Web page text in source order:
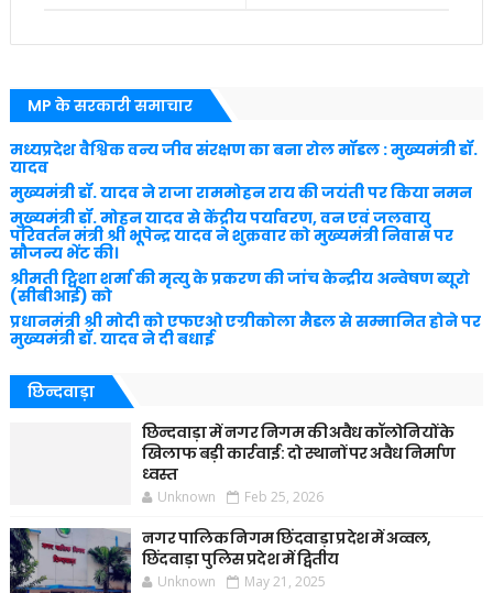
MP के सरकारी समाचार
मध्यप्रदेश वैश्विक वन्य जीव संरक्षण का बना रोल मॉडल : मुख्यमंत्री डॉ.
यादव
मुख्यमंत्री डॉ. यादव ने राजा राममोहन राय की जयंती पर किया नमन
मुख्यमंत्री डॉ. मोहन यादव से केंद्रीय पर्यावरण, वन एवं जलवायु
परिवर्तन मंत्री श्री भूपेन्द्र यादव ने शुक्रवार को मुख्यमंत्री निवास पर
सौजन्य भेंट की।
श्रीमती ट्विशा शर्मा की मृत्यु के प्रकरण की जांच केन्द्रीय अन्वेषण ब्यूरो
(सीबीआई) को
प्रधानमंत्री श्री मोदी को एफएओ एग्रीकोला मैडल से सम्मानित होने पर
मुख्यमंत्री डॉ. यादव ने दी बधाई
छिन्दवाड़ा
छिन्दवाड़ा में नगर निगम की अवैध कॉलोनियों के
खिलाफ बड़ी कार्रवाई: दो स्थानों पर अवैध निर्माण
ध्वस्त
Unknown Feb 25, 2026
नगर पालिक निगम छिंदवाड़ा प्रदेश में अव्वल,
छिंदवाड़ा पुलिस प्रदेश में द्वितीय
Unknown May 21, 2025